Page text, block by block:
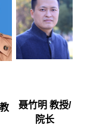
聂竹明 教授/
院长